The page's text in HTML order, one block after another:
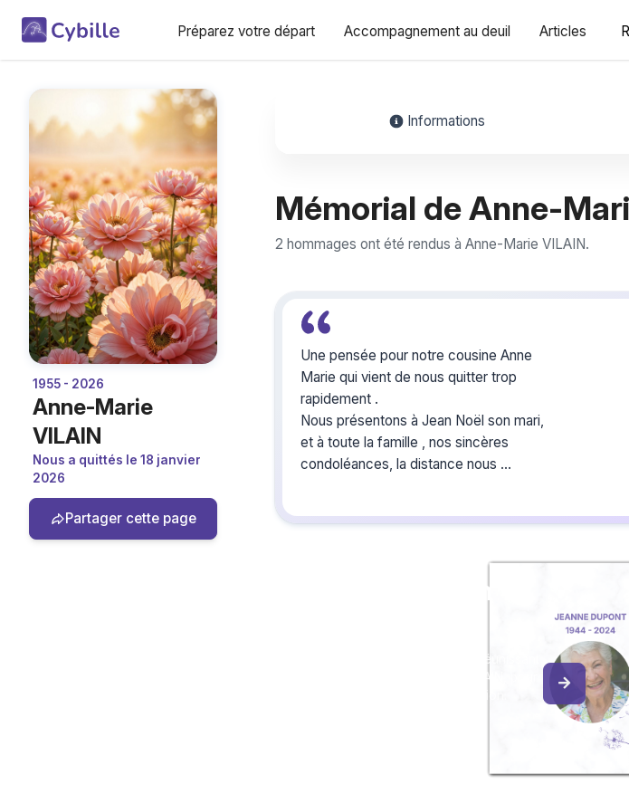
Préparez votre départ Accompagnement au deuil Articles
1955 - 2026
Anne-Marie
VILAIN
Nous a quittés le 18 janvier
2026
Partager cette page
Informations
Mémorial de Anne-
2 hommages ont été rendus à Anne-Marie VILAIN.
Une pensée pour notre cousine Anne
Marie qui vient de nous quitter trop
rapidement .
Nous présentons à Jean Noël son mari,
et à toute la famille , nos sincères
condoléances, la distance nous
Alexandra et Hervé VILAIN
Créez un album
Créez un album collaboratif en réunissant
les hommages à Anne-Marie VILAIN, pour